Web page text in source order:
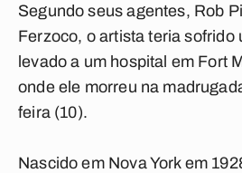
Segundo seus agentes, Rob
Ferzoco, o artista teria sofrido
levado a um hospital em Fort
onde ele morreu na
feira (10).
Nascido em Nova York em